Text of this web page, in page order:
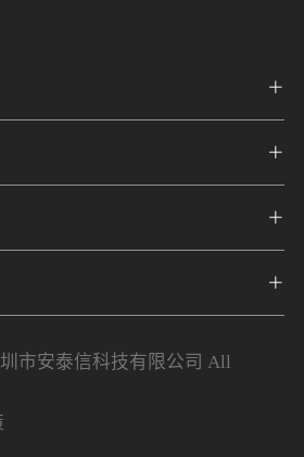
市安泰信科技有限公司 All